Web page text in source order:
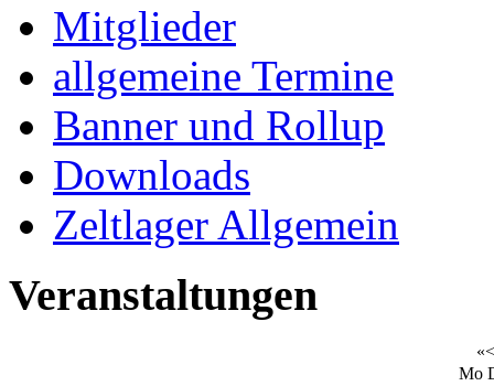
Mitglieder
allgemeine Termine
Banner und Rollup
Downloads
Zeltlager Allgemein
Veranstaltungen
«<
Mo